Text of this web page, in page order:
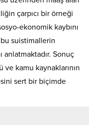
çarpıcı bir örneği
ekonomik kaybını
suistimallerin
anlatmaktadır. Sonuç
kamu kaynaklarının
sert bir biçimde